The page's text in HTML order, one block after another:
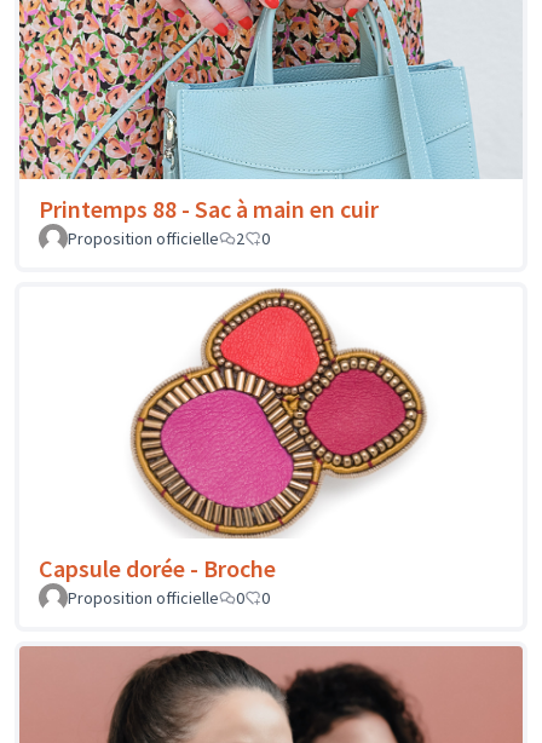
Printemps 88 - Sac à main en cuir
Proposition officielle 2 0
Capsule dorée - Broche
Proposition officielle 0 0